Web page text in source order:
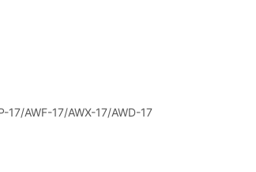
AWF-17/AWX-17/AWD-17